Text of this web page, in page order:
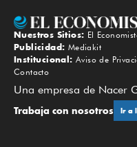
Nuestros Sitios: El
Publicidad: Mediakit
Institucional: Aviso de
Contacto
Una empresa de Nacer
Trabaja con nosotros Ir a